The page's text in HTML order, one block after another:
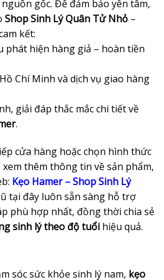
gốc. Để đảm bảo yên tâm,
Shop Sinh Lý Quân Tử Nhỏ –
kết:
phát hiện hàng giả – hoàn tiền
Chí Minh và dịch vụ giao hàng
giải đáp thắc mắc chi tiết về
.
cửa hàng hoặc chọn hình thức
thêm thông tin về sản phẩm,
Kẹo Hamer – Shop Sinh Lý
tại đây luôn sẵn sàng hỗ trợ
phù hợp nhất, đồng thời chia sẻ
sinh lý theo độ tuổi hiệu quả.
sóc sức khỏe sinh lý nam, kẹo